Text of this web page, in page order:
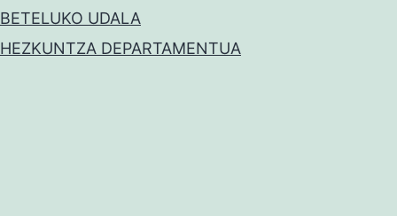
BETELUKO UDALA
HEZKUNTZA DEPARTAMENTUA